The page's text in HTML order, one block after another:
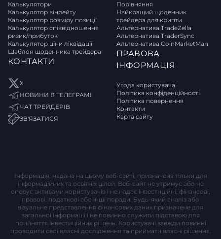
Калькулятори
Калькулятор вінрейту
Калькулятор розміру позиції
Калькулятор співвідношення
ризик/прибуток
Калькулятор ціни ліквідації
Шаблон щоденника трейдера
КОНТАКТИ
X
НОВИНИ В ТЕЛЕГРАМІ
ЧАТ ТРЕЙДЕРІВ
ЗВ'ЯЗАТИСЯ
Порівняння
Найкращий щоденник
трейдера для крипти
Альтернатива TradeZella
Альтернатива TraderSync
Альтернатива CoinMarketMan
ПРАВОВА
ІНФОРМАЦІЯ
Угода користувача
Політика конфіденційності
Політика повернення
Контакти
Карта сайту
Інформація, надана на цьому веб-сайті, призначена тільки для
інформаційних та освітніх цілей. Веб-сайт не утримує або не
оперує активами користувачів і не надає інвестиційні, фінансові,
правові, податкові або інші поради. Будь-який аналіз або
візуальне представлення фінансових даних призначене для
загальної інформації і не повинно служити підставою для
прийняття інвестиційних рішень. Користувачі завжди повинні
проводити свої власні дослідження та приймати власні рішення.